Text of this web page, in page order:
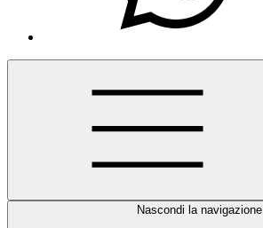
Nascondi la navigazione